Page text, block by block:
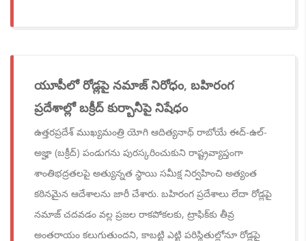
యూపీలో రోడ్లపై నమాజ్ నిరోధం, బహిరంగ
ప్రదేశాల్లో బక్రీద్ కుర్బానీపై నిషేధం
ఉత్తరప్రదేశ్ ముఖ్యమంత్రి యోగి ఆదిత్యనాథ్ రాబోయే ఈద్-ఉల్-
అజ్హా (బక్రీద్) పండుగను పురస్కరించుకుని రాష్ట్రవ్యాప్తంగా
శాంతిభద్రతలపై అత్యున్నత స్థాయి సమీక్ష నిర్వహించి అత్యంత
కఠినమైన ఆదేశాలను జారీ చేశారు. బహిరంగ ప్రదేశాలు లేదా రోడ్లపై
నమాజ్ చదవడం వల్ల ప్రజల రాకపోకలకు, ట్రాఫిక్‌కు తీవ్ర
అంతరాయం కలుగుతుందని, కాబట్టి ఎట్టి పరిస్థితుల్లోనూ రోడ్లపై